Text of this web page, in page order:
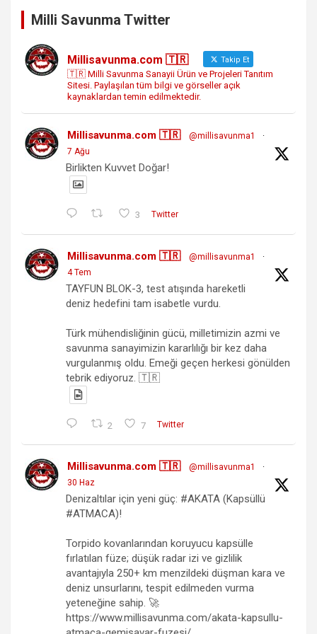
Milli Savunma Twitter
Millisavunma.com 🇹🇷 Takip Et
🇹🇷 Milli Savunma Sanayii Ürün ve Projeleri Tanıtım
Sitesi. Paylaşılan tüm bilgi ve görseller açık
kaynaklardan temin edilmektedir.
Millisavunma.com 🇹🇷 @millisavunma1
·
7 Ağu
Birlikten Kuvvet Doğar!
3 Twitter
Millisavunma.com 🇹🇷 @millisavunma1
·
4 Tem
TAYFUN BLOK-3, test atışında hareketli
deniz hedefini tam isabetle vurdu.
Türk mühendisliğinin gücü, milletimizin azmi ve
savunma sanayimizin kararlılığı bir kez daha
vurgulanmış oldu. Emeği geçen herkesi gönülden
tebrik ediyoruz. 🇹🇷
2 7 Twitter
Millisavunma.com 🇹🇷 @millisavunma1
·
30 Haz
Denizaltılar için yeni güç: #AKATA (Kapsüllü
#ATMACA)!
Torpido kovanlarından koruyucu kapsülle
fırlatılan füze; düşük radar izi ve gizlilik
avantajıyla 250+ km menzildeki düşman kara ve
deniz unsurlarını, tespit edilmeden vurma
yeteneğine sahip. 🚀
https://www.millisavunma.com/akata-kapsullu-